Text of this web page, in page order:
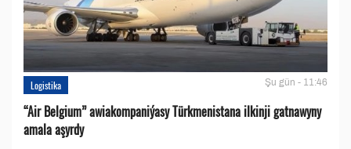
Logistika Şu gün - 11:46
“Air Belgium” awiakompaniýasy Türkmenistana ilkinji gatnawyny
amala aşyrdy